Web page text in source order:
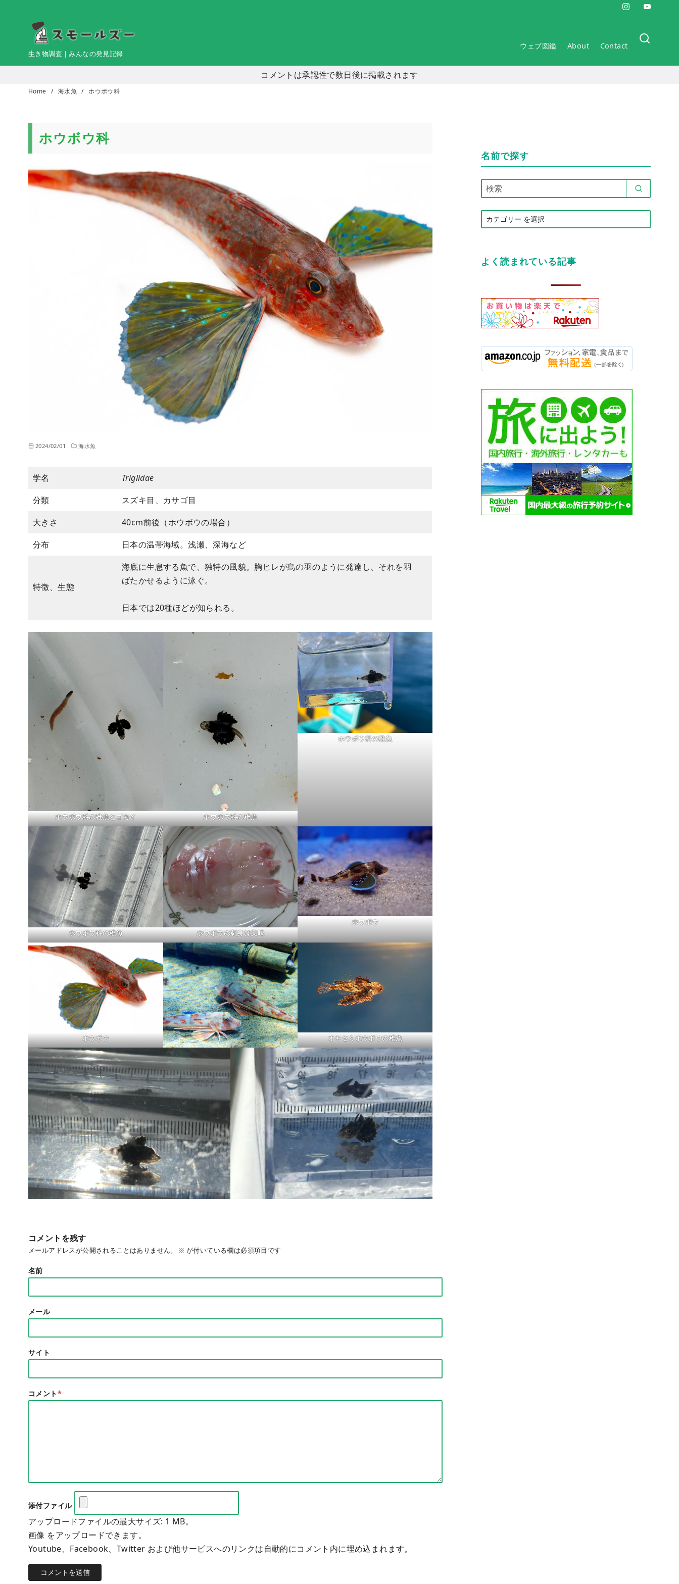
生き物調査｜みんなの発見記録
ウェブ図鑑 About Contact
コメントは承認性で数日後に掲載されます
Home 海水魚 ホウボウ科
ホウボウ科
2024/02/01 海水魚
学名
Triglidae
分類
スズキ目、カサゴ目
大きさ
40cm前後（ホウボウの場合）
分布
日本の温帯海域。浅瀬、深海など
特徴、生態
海底に生息する魚で、独特の風貌。胸ヒレが鳥の羽のように発達し、それを羽
ばたかせるように泳ぐ。
日本では20種ほどが知られる。
ホウボウ科の稚魚とゴカイ ホウボウ科の稚魚
ホウボウ科の稚魚
ホウボウ科の稚魚 ホウボウの刺身は美味
ホウボウ
ホウボウ オキセミホウボウの稚魚
コメントを残す
メールアドレスが公開されることはありません。 ※ が付いている欄は必須項目です
名前
メール
サイト
コメント*
添付ファイル
アップロードファイルの最大サイズ: 1 MB。
画像 をアップロードできます。
Youtube、Facebook、Twitter および他サービスへのリンクは自動的にコメント内に埋め込まれます。
名前で探す
テ
ー
よく読まれている記事